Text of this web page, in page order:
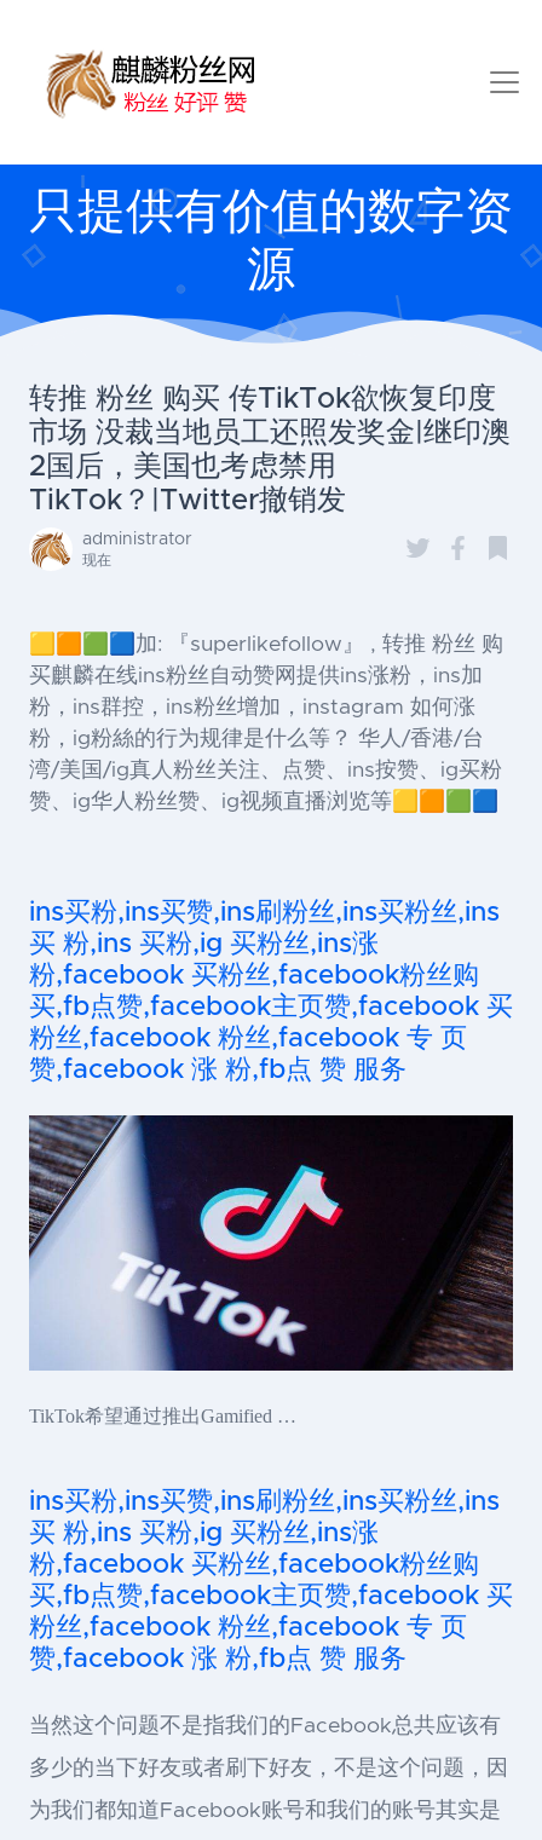
只提供有价值的数字资
源
转推 粉丝 购买 传TikTok欲恢复印度
市场 没裁当地员工还照发奖金|继印澳
2国后，美国也考虑禁用
TikTok？|Twitter撤销发
administrator
现在
🟨🟧🟩🟦加: 『superlikefollow』 , 转推 粉丝 购
买麒麟在线ins粉丝自动赞网提供ins涨粉，ins加
粉，ins群控，ins粉丝增加，instagram 如何涨
粉，ig粉絲的行为规律是什么等？ 华人/香港/台
湾/美国/ig真人粉丝关注、点赞、ins按赞、ig买粉
赞、ig华人粉丝赞、ig视频直播浏览等🟨🟧🟩🟦
ins买粉,ins买赞,ins刷粉丝,ins买粉丝,ins
买 粉,ins 买粉,ig 买粉丝,ins涨
粉,facebook 买粉丝,facebook粉丝购
买,fb点赞,facebook主页赞,facebook 买
粉丝,facebook 粉丝,facebook 专 页
赞,facebook 涨 粉,fb点 赞 服务
TikTok希望通过推出Gamified …
ins买粉,ins买赞,ins刷粉丝,ins买粉丝,ins
买 粉,ins 买粉,ig 买粉丝,ins涨
粉,facebook 买粉丝,facebook粉丝购
买,fb点赞,facebook主页赞,facebook 买
粉丝,facebook 粉丝,facebook 专 页
赞,facebook 涨 粉,fb点 赞 服务
当然这个问题不是指我们的Facebook总共应该有
多少的当下好友或者刷下好友，不是这个问题，因
为我们都知道Facebook账号和我们的账号其实是